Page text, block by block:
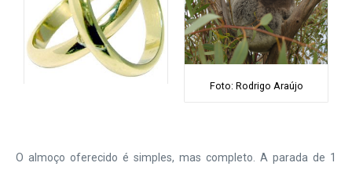
Foto: Rodrigo Araújo
O almoço oferecido é simples, mas completo. A parada de 1